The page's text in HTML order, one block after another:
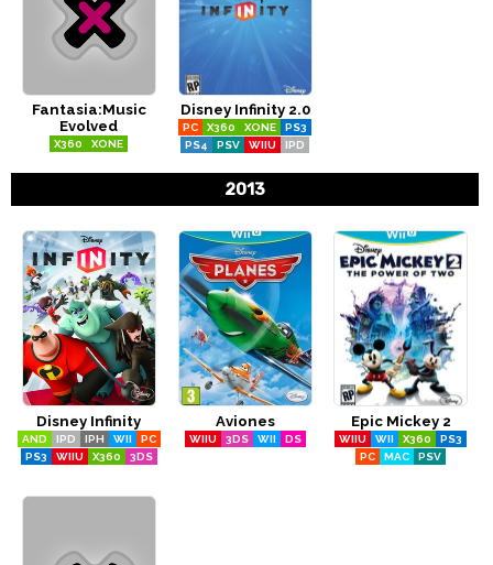
Fantasia:Music
Evolved
X360 XONE
Disney Infinity 2.0
PC X360 XONE
PS3
PS4
PSV WIIU IPD
2013
Disney Infinity
AND IPD IPH WII
PC
PS3
WIIU X360 3DS
Aviones
WIIU 3DS WII DS
Epic Mickey 2
WIIU WII X360
PS3
PC
MAC PSV